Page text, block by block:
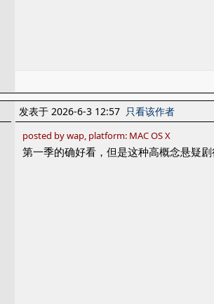
发表于 2026-6-3 12:57 只看该作者
posted by wap, platform: MAC OS X
第一季的确好看，但是这种高概念悬疑